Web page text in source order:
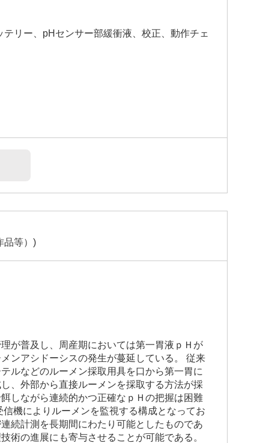
リー、pHセンサー部緩衝液、校正、動作チェ
品等）)
が普及し、周産期においては第一胃液ｐＨが
ンアシドーシスの発生が蔓延している。 従来
ルなどのルーメン採取用具を口から第一胃に
、外部から直接ルーメンを採取する方法が採
しながら連続的かつ正確なｐＨの把握は困難
機によりルーメンを監視する構成となってお
続計測を長期間にわたり可能としたものであ
術の進展にも寄与させることが可能である。